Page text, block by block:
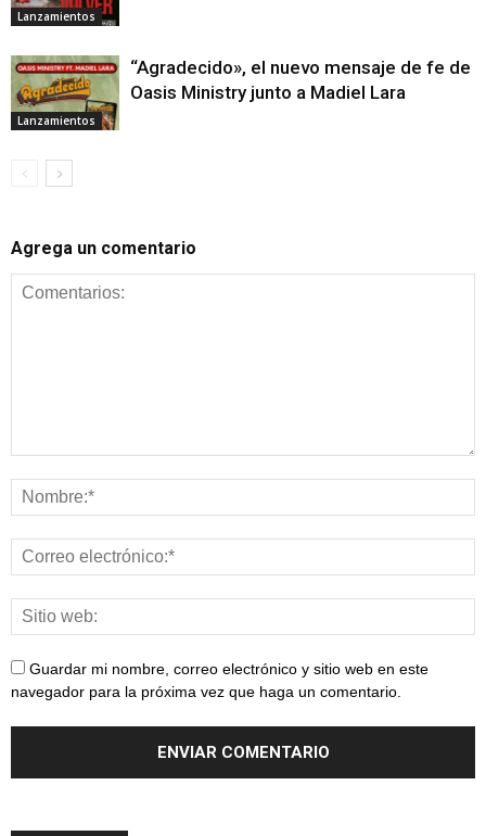
Lanzamientos
Lanzamientos
“Agradecido», el nuevo mensaje de fe de
Oasis Ministry junto a Madiel Lara
Agrega un comentario
Guardar mi nombre, correo electrónico y sitio web en este
navegador para la próxima vez que haga un comentario.